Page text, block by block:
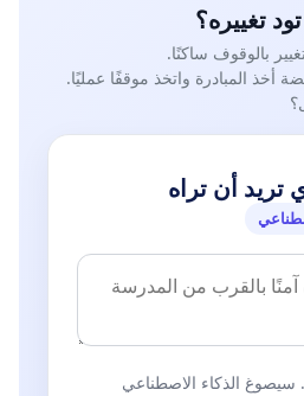
تغييره؟
بالوقوف ساكنًا.
أخذ المبادرة واتخذ موقفًا عمليًا.
تريد أن تراه
سيصوغ الذكاء الاصطناعي